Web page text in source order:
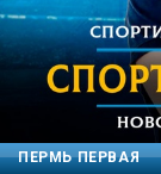
ПЕРМЬ ПЕРВАЯ